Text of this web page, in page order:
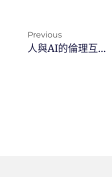
Previous
人與AI的倫理互動：如何打造尊重與信任的數位社會？